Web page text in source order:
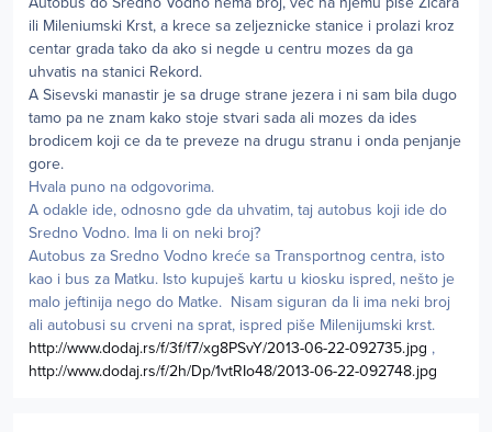
ili Mileniumski Krst, a krece sa zeljeznicke stanice i prolazi kroz
centar grada tako da ako si negde u centru mozes da ga
uhvatis na stanici Rekord.
A Sisevski manastir je sa druge strane jezera i ni sam bila dugo
tamo pa ne znam kako stoje stvari sada ali mozes da ides
brodicem koji ce da te preveze na drugu stranu i onda penjanje
gore.
Hvala puno na odgovorima.
A odakle ide, odnosno gde da uhvatim, taj autobus koji ide do
Sredno Vodno. Ima li on neki broj?
Autobus za Sredno Vodno kreće sa Transportnog centra, isto
kao i bus za Matku. Isto kupuješ kartu u kiosku ispred, nešto je
malo jeftinija nego do Matke. Nisam siguran da li ima neki broj
ali autobusi su crveni na sprat, ispred piše Milenijumski krst.
http://www.dodaj.rs/f/3f/f7/xg8PSvY/2013-06-22-092735.jpg ,
http://www.dodaj.rs/f/2h/Dp/1vtRIo48/2013-06-22-092748.jpg